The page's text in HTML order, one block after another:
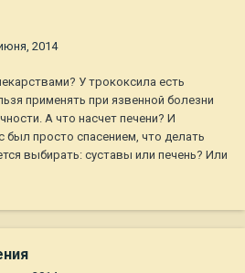
2014
У трококсила есть
применять при язвенной болезни
А что насчет печени? И
просто спасением, что делать
выбирать: суставы или печень? Или